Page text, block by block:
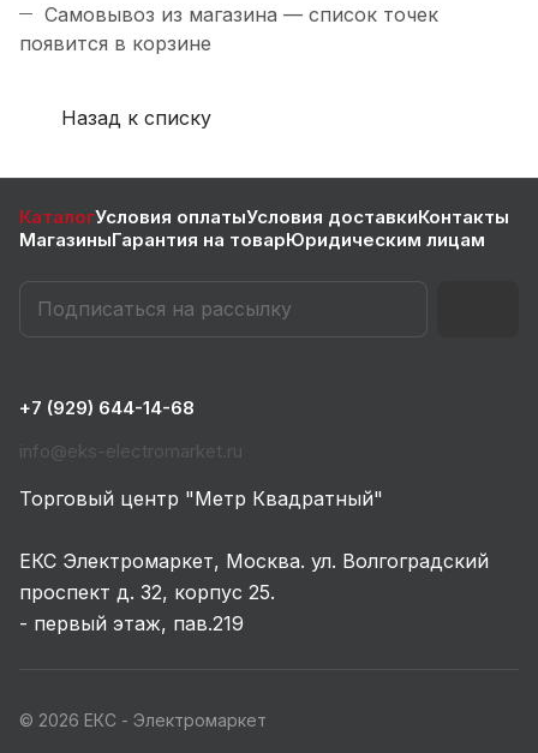
Самовывоз из магазина — список точек
появится в корзине
Назад к списку
КаталогУсловия оплатыУсловия доставкиКонтакты
МагазиныГарантия на товарЮридическим лицам
+7 (929) 644-14-68
info@eks-electromarket.ru
Торговый центр "Метр Квадратный"
ЕКС Электромаркет, Москва. ул. Волгоградский
проспект д. 32, корпус 25.
- первый этаж, пав.219
© 2026 ЕКС - Электромаркет